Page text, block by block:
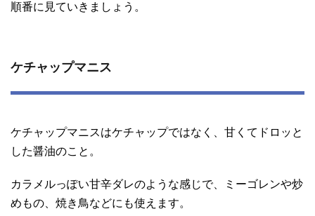
順番に見ていきましょう。
ケチャップマニス
ケチャップマニスはケチャップではなく、甘くてドロッと
した醤油のこと。
カラメルっぽい甘辛ダレのような感じで、ミーゴレンや炒
めもの、焼き鳥などにも使えます。